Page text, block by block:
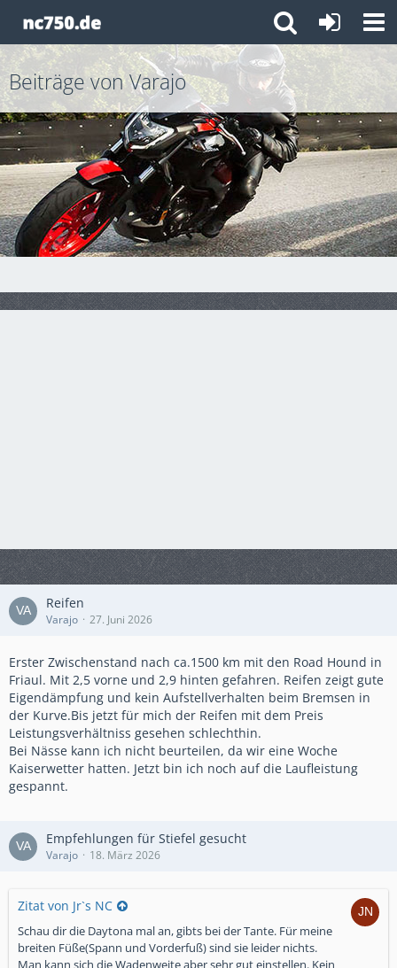
Beiträge von Varajo
Reifen
Varajo 27. Juni 2026
Erster Zwischenstand nach ca.1500 km mit den Road Hound in
Friaul. Mit 2,5 vorne und 2,9 hinten gefahren. Reifen zeigt gute
Eigendämpfung und kein Aufstellverhalten beim Bremsen in
der Kurve.Bis jetzt für mich der Reifen mit dem Preis
Leistungsverhältniss gesehen schlechthin.
Bei Nässe kann ich nicht beurteilen, da wir eine Woche
Kaiserwetter hatten. Jetzt bin ich noch auf die Laufleistung
gespannt.
Empfehlungen für Stiefel gesucht
Varajo 18. März 2026
Zitat von Jr`s NC
Schau dir die Daytona mal an, gibts bei der Tante. Für meine
breiten Füße(Spann und Vorderfuß) sind sie leider nichts.
Man kann sich die Wadenweite aber sehr gut einstellen. Kein